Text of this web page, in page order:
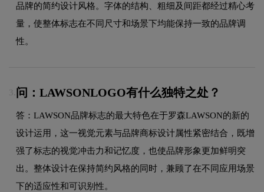
品牌的简约设计风格。字体的结构、粗细及间距都经过精心考
量，使整体标志在不同尺寸和场景下均能保持一致的品牌调
性。
3. 问：LAWSONLOGO有什么独特之处？
答：LAWSON品牌标志的最大特色在于罗森LAWSON的新的
设计运用，这一视觉元素与品牌商标设计属性紧密结合，既增
强了标志的视觉冲击力和记忆度，也使品牌形象更加鲜明突
出。整体设计在保持简约风格的同时，兼顾了在不同应用场景
下的适应性和可识别性。